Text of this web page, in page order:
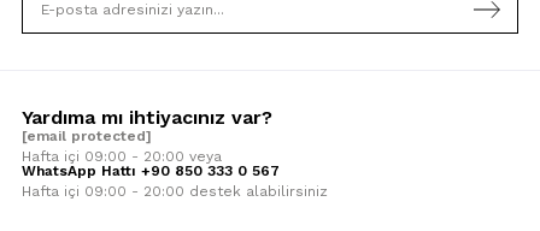
Yardıma mı ihtiyacınız var?
[email protected]
Hafta içi 09:00 - 20:00 veya
WhatsApp Hattı +90 850 333 0 567
Hafta içi 09:00 - 20:00 destek alabilirsiniz